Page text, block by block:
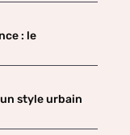
: le
style urbain